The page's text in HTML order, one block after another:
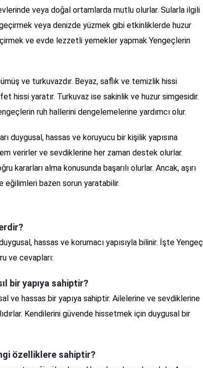
veya doğal ortamlarda mutlu olurlar. Sularla ilgili
veya denizde yüzmek gibi etkinliklerde huzur
ve evde lezzetli yemekler yapmak Yengeçlerin
ve turkuvazdır. Beyaz, saflık ve temizlik hissi
hissi yaratır. Turkuvaz ise sakinlik ve huzur simgesidir.
ruh hallerini dengelemelerine yardımcı olur.
duygusal, hassas ve koruyucu bir kişilik yapısına
verirler ve sevdiklerine her zaman destek olurlar.
kararları alma konusunda başarılı olurlar. Ancak, aşırı
eğilimleri bazen sorun yaratabilir.
hassas ve korumacı yapısıyla bilinir. İşte Yengeç
ve cevapları:
bir yapıya sahiptir?
ve hassas bir yapıya sahiptir. Ailelerine ve sevdiklerine
Kendilerini güvende hissetmek için duygusal bir
özelliklere sahiptir?